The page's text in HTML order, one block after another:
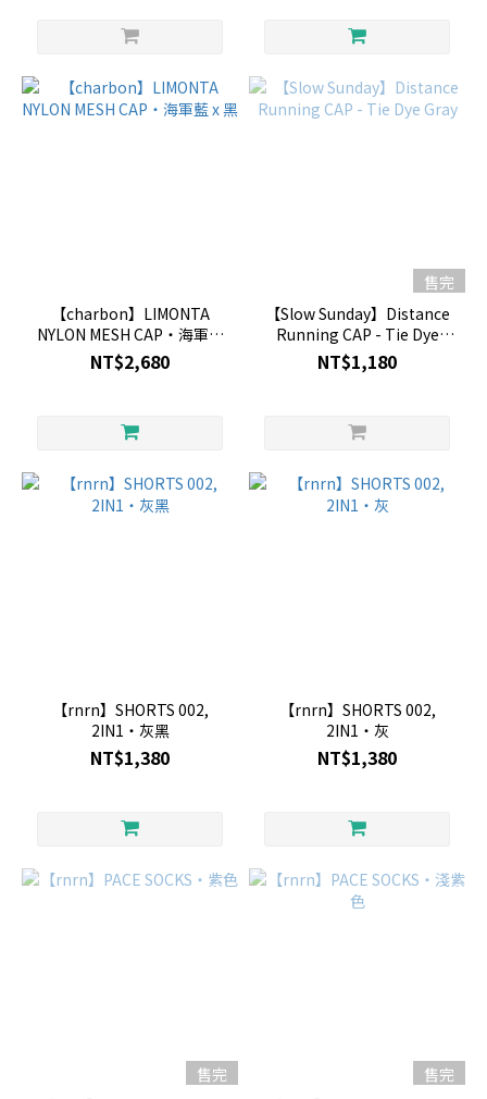
【charbon】LIMONTA
NYLON MESH CAP・海軍藍
x 黑
NT$2,680
售完
【Slow Sunday】Distance
Running CAP - Tie Dye
Gray
NT$1,180
【rnrn】SHORTS 002,
2IN1・灰黑
NT$1,380
【rnrn】SHORTS 002,
2IN1・灰
NT$1,380
售完
售完